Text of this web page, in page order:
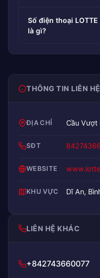
Số điện thoại
là gì?
THÔNG TIN LIÊN HỆ
ĐỊA CHỈ Cầu Vượt
SĐT
WEBSITE
KHU VỰC Dĩ An,
LIÊN HỆ KHÁC
+842743660077